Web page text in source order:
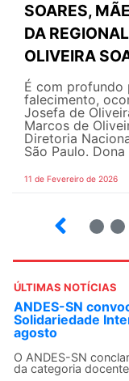
SOARES,
DA
OLIVEIRA
É com profundo
falecimento,
Josefa de
Marcos de
Diretoria
São Paulo.
11 de Fevereiro de 2026
ÚLTIMAS NOTÍCIAS
ANDES-SN
Solidariedade
agosto
O ANDES-SN
da categoria